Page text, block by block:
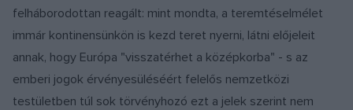
felháborodottan reagált: mint mondta, a teremtéselmélet
immár kontinensünkön is kezd teret nyerni, látni előjeleit
annak, hogy Európa "visszatérhet a középkorba" - s az
emberi jogok érvényesüléséért felelős nemzetközi
testületben túl sok törvényhozó ezt a jelek szerint nem